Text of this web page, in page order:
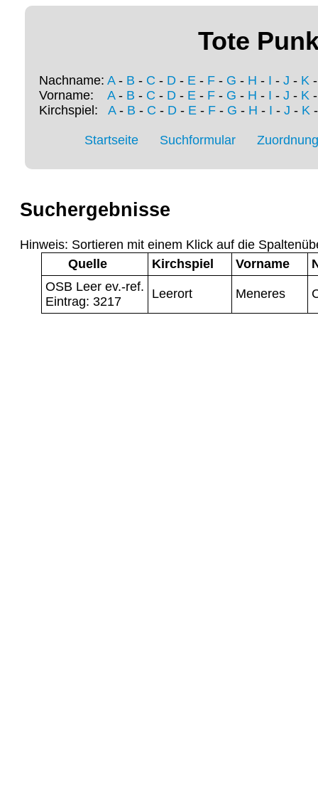
Tote
Nachname: A- B - C - D - E - F - G - H - I - J - K
Vorname: A- B - C - D - E - F - G - H - I - J - K
Kirchspiel: A- B - C - D- E- F- G - H - I - J - K
Startseite Suchformular
Suchergebnisse
Hinweis: Sortieren mit einem Klick auf die
Quelle
Kirchspiel Vorname
OSB Leer ev.-ref.
Eintrag: 3217
Leerort Meneres